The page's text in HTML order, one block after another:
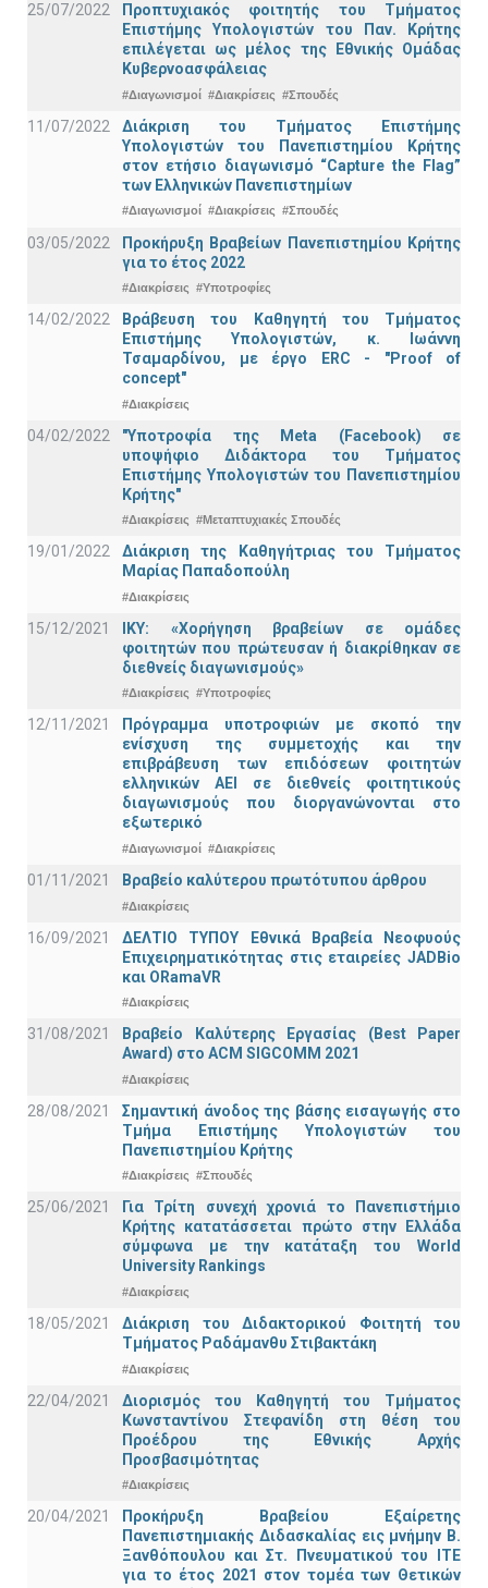
25/07/2022
Προπτυχιακός φοιτητής του Τμήματος
Επιστήμης Υπολογιστών του Παν. Κρήτης
επιλέγεται ως μέλος της Εθνικής Ομάδας
Κυβερνοασφάλειας
#Διαγωνισμοί #Διακρίσεις #Σπουδές
11/07/2022
Διάκριση του Τμήματος Επιστήμης
Υπολογιστών του Πανεπιστημίου Κρήτης
στον ετήσιο διαγωνισμό “Capture the Flag”
των Ελληνικών Πανεπιστημίων
#Διαγωνισμοί #Διακρίσεις #Σπουδές
03/05/2022
Προκήρυξη Βραβείων Πανεπιστημίου Κρήτης
για το έτος 2022
#Διακρίσεις #Υποτροφίες
14/02/2022
Βράβευση του Καθηγητή του Τμήματος
Επιστήμης Υπολογιστών, κ. Ιωάννη
Τσαμαρδίνου, με έργο ERC - "Proof of
concept"
#Διακρίσεις
04/02/2022
"Υποτροφία της Meta (Facebook) σε
υποψήφιο Διδάκτορα του Τμήματος
Επιστήμης Υπολογιστών του Πανεπιστημίου
Κρήτης"
#Διακρίσεις #Μεταπτυχιακές Σπουδές
19/01/2022
Διάκριση της Καθηγήτριας του Τμήματος
Μαρίας Παπαδοπούλη
#Διακρίσεις
15/12/2021
IKY: «Χορήγηση βραβείων σε ομάδες
φοιτητών που πρώτευσαν ή διακρίθηκαν σε
διεθνείς διαγωνισμούς»
#Διακρίσεις #Υποτροφίες
12/11/2021
Πρόγραμμα υποτροφιών με σκοπό την
ενίσχυση της συμμετοχής και την
επιβράβευση των επιδόσεων φοιτητών
ελληνικών ΑΕΙ σε διεθνείς φοιτητικούς
διαγωνισμούς που διοργανώνονται στο
εξωτερικό
#Διαγωνισμοί #Διακρίσεις
01/11/2021 Bραβείο καλύτερου πρωτότυπου άρθρου
#Διακρίσεις
16/09/2021
ΔΕΛΤΙΟ ΤΥΠΟΥ Εθνικά Βραβεία Νεοφυούς
Επιχειρηματικότητας στις εταιρείες JADBio
και ORamaVR
#Διακρίσεις
31/08/2021
Βραβείο Καλύτερης Εργασίας (Best Paper
Award) στο ACM SIGCOMM 2021
#Διακρίσεις
28/08/2021
Σημαντική άνοδος της βάσης εισαγωγής στο
Τμήμα Επιστήμης Υπολογιστών του
Πανεπιστημίου Κρήτης
#Διακρίσεις #Σπουδές
25/06/2021
Για Τρίτη συνεχή χρονιά το Πανεπιστήμιο
Κρήτης κατατάσσεται πρώτο στην Ελλάδα
σύμφωνα με την κατάταξη του World
University Rankings
#Διακρίσεις
18/05/2021
Διάκριση του Διδακτορικού Φοιτητή του
Τμήματος Ραδάμανθυ Στιβακτάκη
#Διακρίσεις
22/04/2021
Διορισμός του Καθηγητή του Τμήματος
Κωνσταντίνου Στεφανίδη στη θέση του
Προέδρου της Εθνικής Αρχής
Προσβασιμότητας
#Διακρίσεις
20/04/2021
Προκήρυξη Βραβείου Εξαίρετης
Πανεπιστημιακής Διδασκαλίας εις μνήμην Β.
Ξανθόπουλου και Στ. Πνευματικού του ΙΤΕ
για το έτος 2021 στον τομέα των Θετικών